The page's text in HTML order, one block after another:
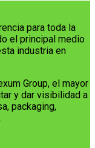
para toda la
el principal medio
industria en
Group, el mayor
y dar visibilidad a
packaging,